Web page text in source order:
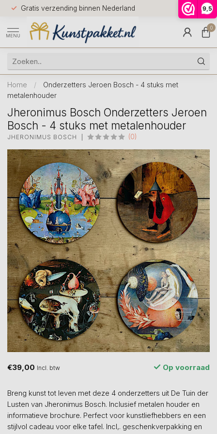
9,5
Gratis verzending binnen Nederland
Voor
huis
9.5
MENU
0
Home /
Onderzetters Jeroen Bosch - 4 stuks met
metalenhouder
Jheronimus Bosch Onderzetters Jeroen
Bosch - 4 stuks met metalenhouder
JHERONIMUS BOSCH (0)
€39,00 Incl. btw Op voorraad
Breng kunst tot leven met deze 4 onderzetters uit De Tuin der
Lusten van Jheronimus Bosch. Inclusief metalen houder en
informatieve brochure. Perfect voor kunstliefhebbers en een
stijlvol cadeau voor elke tafel. Incl,. geschenkverpakking en